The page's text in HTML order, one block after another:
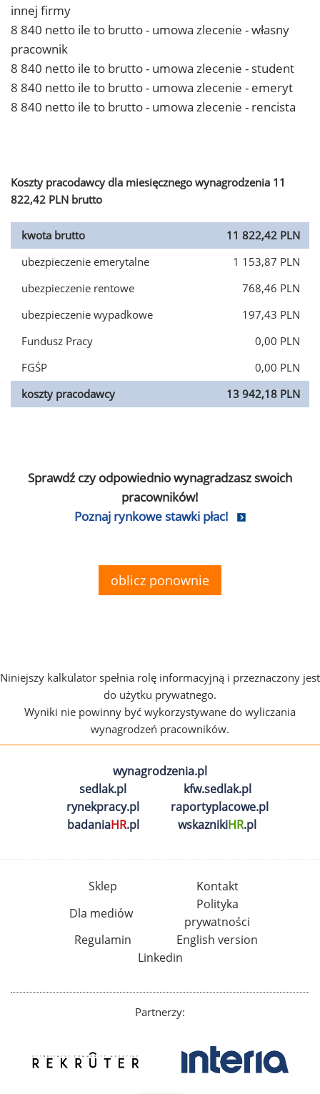
innej firmy
8 840 netto ile to brutto - umowa zlecenie - własny
pracownik
8 840 netto ile to brutto - umowa zlecenie - student
8 840 netto ile to brutto - umowa zlecenie - emeryt
8 840 netto ile to brutto - umowa zlecenie - rencista
Koszty pracodawcy dla miesięcznego wynagrodzenia 11
822,42 PLN brutto
kwota brutto
11 822,42 PLN
ubezpieczenie emerytalne
1 153,87 PLN
ubezpieczenie rentowe
768,46 PLN
ubezpieczenie wypadkowe
197,43 PLN
Fundusz Pracy
0,00 PLN
FGŚP
0,00 PLN
koszty pracodawcy
13 942,18 PLN
Sprawdź czy odpowiednio wynagradzasz swoich
pracowników!
Poznaj rynkowe stawki płac!
oblicz ponownie
Niniejszy kalkulator spełnia rolę informacyjną i przeznaczony jest
do użytku prywatnego.
Wyniki nie powinny być wykorzystywane do wyliczania
wynagrodzeń pracowników.
wynagrodzenia.pl
sedlak.pl
kfw.sedlak.pl
rynekpracy.pl
raportyplacowe.pl
badaniaHR.pl wskaznikiHR.pl
Sklep
Kontakt
Dla mediów
Polityka
prywatności
Regulamin
English version
Linkedin
Partnerzy: